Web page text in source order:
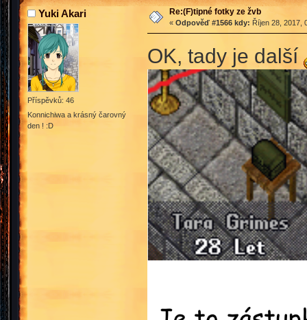
Yuki Akari
Příspěvků: 46
Konnichiwa a krásný čarovný
den ! :D
Re:(F)tipné fotky ze žvb
« Odpověď #1566 kdy: Říjen 28, 2017,
OK, tady je další